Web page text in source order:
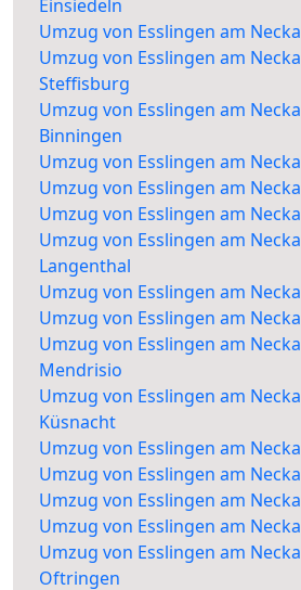
Einsiedeln
Umzug von Esslingen am
Umzug von Esslingen am
Steffisburg
Umzug von Esslingen am
Binningen
Umzug von Esslingen am
Umzug von Esslingen am
Umzug von Esslingen am
Umzug von Esslingen am
Langenthal
Umzug von Esslingen am
Umzug von Esslingen am
Umzug von Esslingen am
Mendrisio
Umzug von Esslingen am
Küsnacht
Umzug von Esslingen am
Umzug von Esslingen am
Umzug von Esslingen am
Umzug von Esslingen am
Umzug von Esslingen am
Oftringen